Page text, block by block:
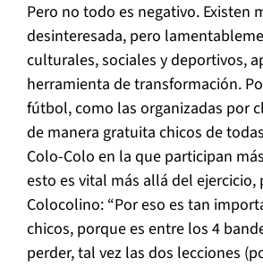
Pero no todo es negativo. Existen
desinteresada, pero
culturales, sociales y deportivos,
herramienta de transformación.
fútbol, como las organizadas por
de manera gratuita chicos de
Colo-Colo en la que participan
esto es vital más allá del
Colocolino: “Por eso es tan
chicos, porque es entre los 4
perder, tal vez las dos lecciones